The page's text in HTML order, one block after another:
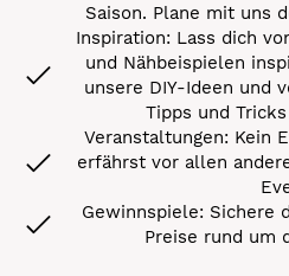
Saison. Plane mit uns
Inspiration: Lass dich
und Nähbeispielen
unsere DIY-Ideen und
Tipps und
Veranstaltungen: Kein
erfährst vor allen
Gewinnspiele: Sichere
Preise rund um